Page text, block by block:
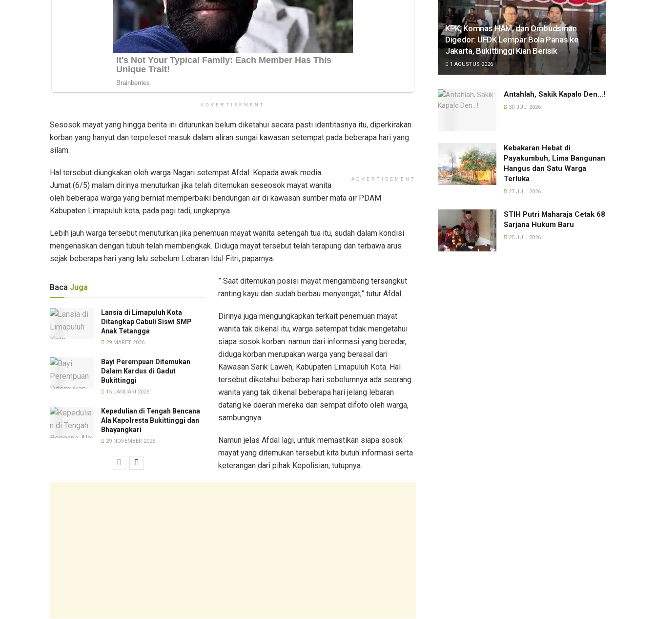
ADVERTISEMENT
Sesosok mayat yang hingga berita ini diturunkan belum diketahui secara pasti identitasnya itu, diperkirakan
korban yang hanyut dan terpeleset masuk dalam aliran sungai kawasan setempat pada beberapa hari yang
silam.
ADVERTISEMENT
Hal tersebut diungkakan oleh warga Nagari setempat Afdal. Kepada awak media
Jumat (6/5) malam dirinya menuturkan jika telah ditemukan seseosok mayat wanita
oleh beberapa warga yang berniat memperbaiki bendungan air di kawasan sumber mata air PDAM
Kabupaten Limapuluh kota, pada pagi tadi, ungkapnya.
Lebih jauh warga tersebut menuturkan jika penemuan mayat wanita setengah tua itu, sudah dalam kondisi
mengenaskan dengan tubuh telah membengkak. Diduga mayat tersebut telah terapung dan terbawa arus
sejak beberapa hari yang lalu sebelum Lebaran Idul Fitri, paparnya.
Baca Juga
Lansia di Limapuluh Kota
Ditangkap Cabuli Siswi SMP
Anak Tetangga
29 MARET 2026
Bayi Perempuan Ditemukan
Dalam Kardus di Gadut
Bukittinggi
15 JANUARI 2026
Kepedulian di Tengah Bencana
Ala Kapolresta Bukittinggi dan
Bhayangkari
29 NOVEMBER 2025
” Saat ditemukan posisi mayat mengambang tersangkut
ranting kayu dan sudah berbau menyengat,” tutur Afdal.
Dirinya juga mengungkapkan terkait penemuan mayat
wanita tak dikenal itu, warga setempat tidak mengetahui
siapa sosok korban. namun dari informasi yang beredar,
diduga korban merupakan warga yang berasal dari
Kawasan Sarik Laweh, Kabupaten Limapuluh Kota. Hal
tersebut diketahui beberap hari sebelumnya ada seorang
wanita yang tak dikenal beberapa hari jelang lebaran
datang ke daerah mereka dan sempat difoto oleh warga,
sambungnya.
Namun jelas Afdal lagi, untuk memastikan siapa sosok
mayat yang ditemukan tersebut kita butuh informasi serta
keterangan dari pihak Kepolisian, tutupnya.
KPK, Komnas HAM, dan Ombudsman
Digedor: UFDK Lempar Bola Panas ke
Jakarta, Bukittinggi Kian Berisik
1 AGUSTUS 2026
Antahlah, Sakik Kapalo Den…!
30 JULI 2026
Kebakaran Hebat di
Payakumbuh, Lima Bangunan
Hangus dan Satu Warga
Terluka
27 JULI 2026
STIH Putri Maharaja Cetak 68
Sarjana Hukum Baru
25 JULI 2026